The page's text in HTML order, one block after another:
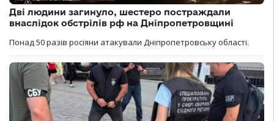
Дві людини загинуло, шестеро постраждали
внаслідок обстрілів рф на Дніпропетровщині
Понад 50 разів росіяни атакували Дніпропетровську області.